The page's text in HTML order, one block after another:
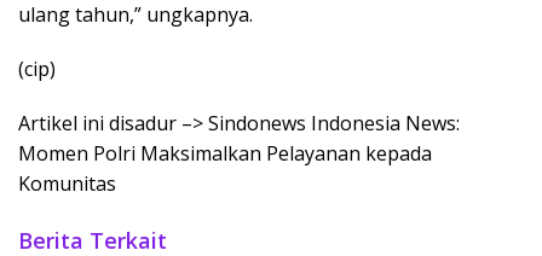
ulang tahun,” ungkapnya.
(cip)
Artikel ini disadur –> Sindonews Indonesia News:
Momen Polri Maksimalkan Pelayanan kepada
Komunitas
Berita Terkait